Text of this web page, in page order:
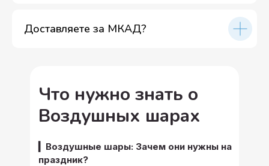
Доставляете за МКАД?
Что нужно знать о
Воздушных шарах
▎Воздушные шары: Зачем они нужны на
праздник?